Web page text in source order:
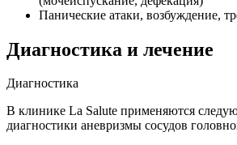
Панические атаки, возбуждение,
Диагностика и лечение
Диагностика
В клинике La Salute применяются
диагностики аневризмы сосудов